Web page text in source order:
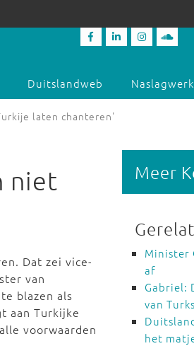
Duitslandweb Naslagwerk
laten chanteren'
niet
Dat zei vice-
van
blazen als
aan Turkijke
voorwaarden
Meer
Minister
af
Gabriel:
van
het